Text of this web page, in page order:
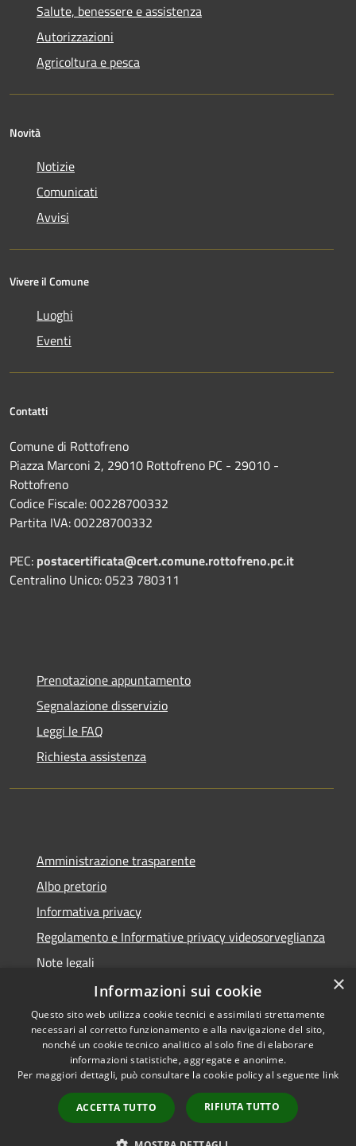
Salute, benessere e assistenza
Autorizzazioni
Agricoltura e pesca
Novità
Notizie
Comunicati
Avvisi
Vivere il Comune
Luoghi
Eventi
Contatti
Comune di Rottofreno
Piazza Marconi 2, 29010 Rottofreno PC - 29010 -
Rottofreno
Codice Fiscale: 00228700332
Partita IVA: 00228700332
PEC: postacertificata@cert.comune.rottofreno.pc.it
Centralino Unico: 0523 780311
Prenotazione appuntamento
Segnalazione disservizio
Leggi le FAQ
Richiesta assistenza
Amministrazione trasparente
Albo pretorio
Informativa privacy
Regolamento e Informative privacy videosorveglianza
Note legali
Dichiarazione di accessibilità
RSS
Accessibilità
Copyright © 2026 • Comune di
Municipium•
Accesso
redazione
×
Informazioni sui cookie
Questo sito web utilizza cookie tecnici e assimilati strettamente
necessari al corretto funzionamento e alla navigazione del sito,
nonché un cookie tecnico analitico al solo fine di elaborare
informazioni statistiche, aggregate e anonime.
Per maggiori dettagli, può consultare la cookie policy al seguente link
ACCETTA TUTTO RIFIUTA TUTTO